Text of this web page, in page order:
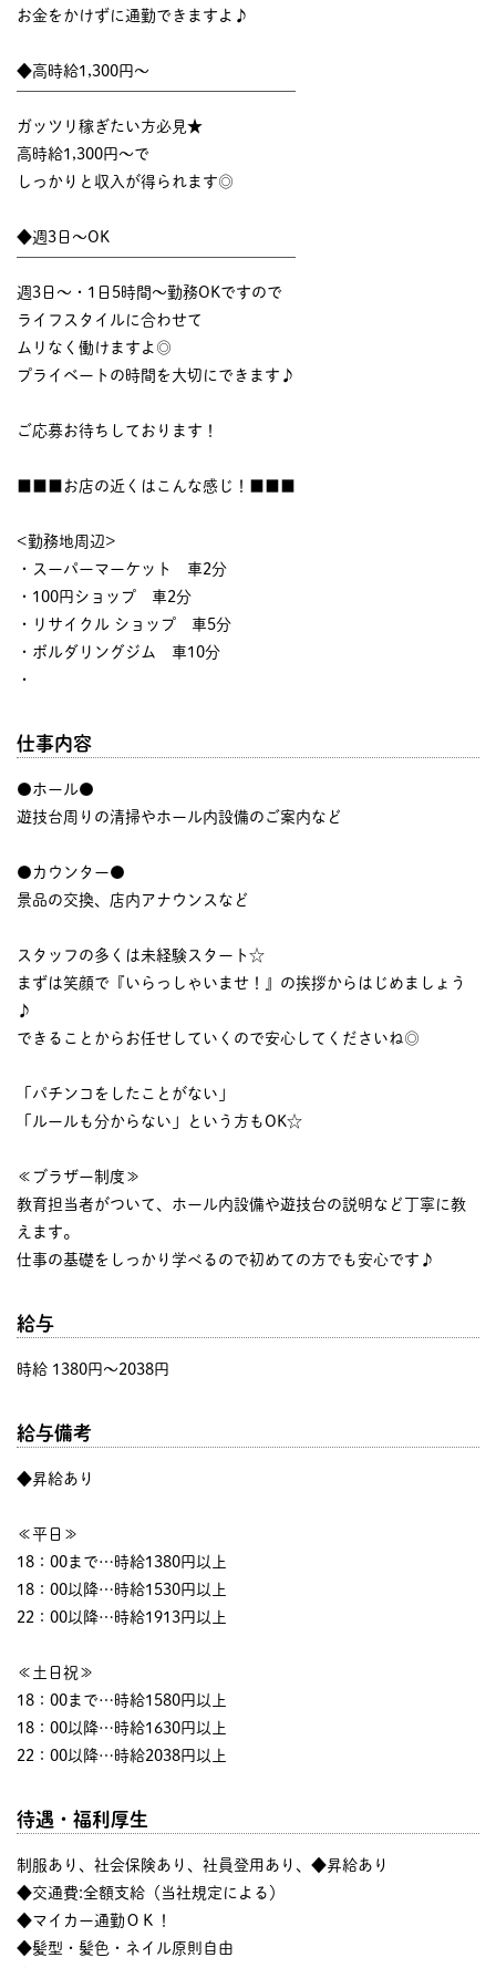
お金をかけずに通勤できますよ♪
◆高時給1,300円～
ガッツリ稼ぎたい方必見★
高時給1,300円～で
しっかりと収入が得られます◎
◆週3日～OK
週3日～・1日5時間～勤務OKですので
ライフスタイルに合わせて
ムリなく働けますよ◎
プライベートの時間を大切にできます♪
ご応募お待ちしております！
■■■お店の近くはこんな感じ！■■■
<勤務地周辺>
・スーパーマーケット 車2分
・100円ショップ 車2分
・リサイクル ショップ 車5分
・ボルダリングジム 車10分
・
仕事内容
●ホール●
遊技台周りの清掃やホール内設備のご案内など
●カウンター●
景品の交換、店内アナウンスなど
スタッフの多くは未経験スタート☆
まずは笑顔で『いらっしゃいませ！』の挨拶からはじめましょう
♪
できることからお任せしていくので安心してくださいね◎
「パチンコをしたことがない」
「ルールも分からない」という方もOK☆
≪ブラザー制度≫
教育担当者がついて、ホール内設備や遊技台の説明など丁寧に教
えます。
仕事の基礎をしっかり学べるので初めての方でも安心です♪
給与
時給 1380円〜2038円
給与備考
◆昇給あり
≪平日≫
18：00まで…時給1380円以上
18：00以降…時給1530円以上
22：00以降…時給1913円以上
≪土日祝≫
18：00まで…時給1580円以上
18：00以降…時給1630円以上
22：00以降…時給2038円以上
待遇・福利厚生
制服あり、社会保険あり、社員登用あり、◆昇給あり
◆交通費:全額支給（当社規定による）
◆マイカー通勤ＯＫ！
◆髪型・髪色・ネイル原則自由